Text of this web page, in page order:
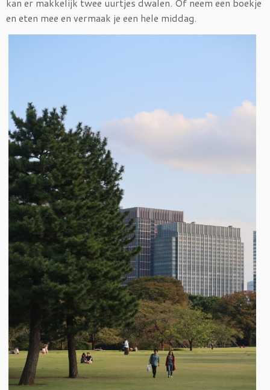
kan er makkelijk twee uurtjes dwalen. Of neem een boekje
en eten mee en vermaak je een hele middag.